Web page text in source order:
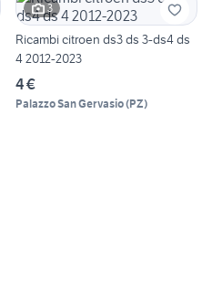
3
Ricambi citroen ds3 ds 3-ds4 ds
4 2012-2023
4 €
Palazzo San Gervasio(PZ)